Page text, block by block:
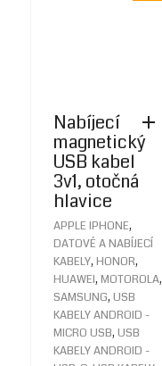
Nabíjecí
magnetický
USB kabel
3v1, otočná
hlavice
APPLE IPHONE,
DATOVÉ A NABÍJECÍ
KABELY, HONOR,
HUAWEI, MOTOROLA,
SAMSUNG, USB
KABELY ANDROID -
MICRO USB, USB
KABELY ANDROID -